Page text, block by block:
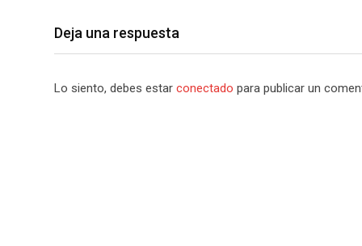
Deja una respuesta
Lo siento, debes estar conectado para publicar un